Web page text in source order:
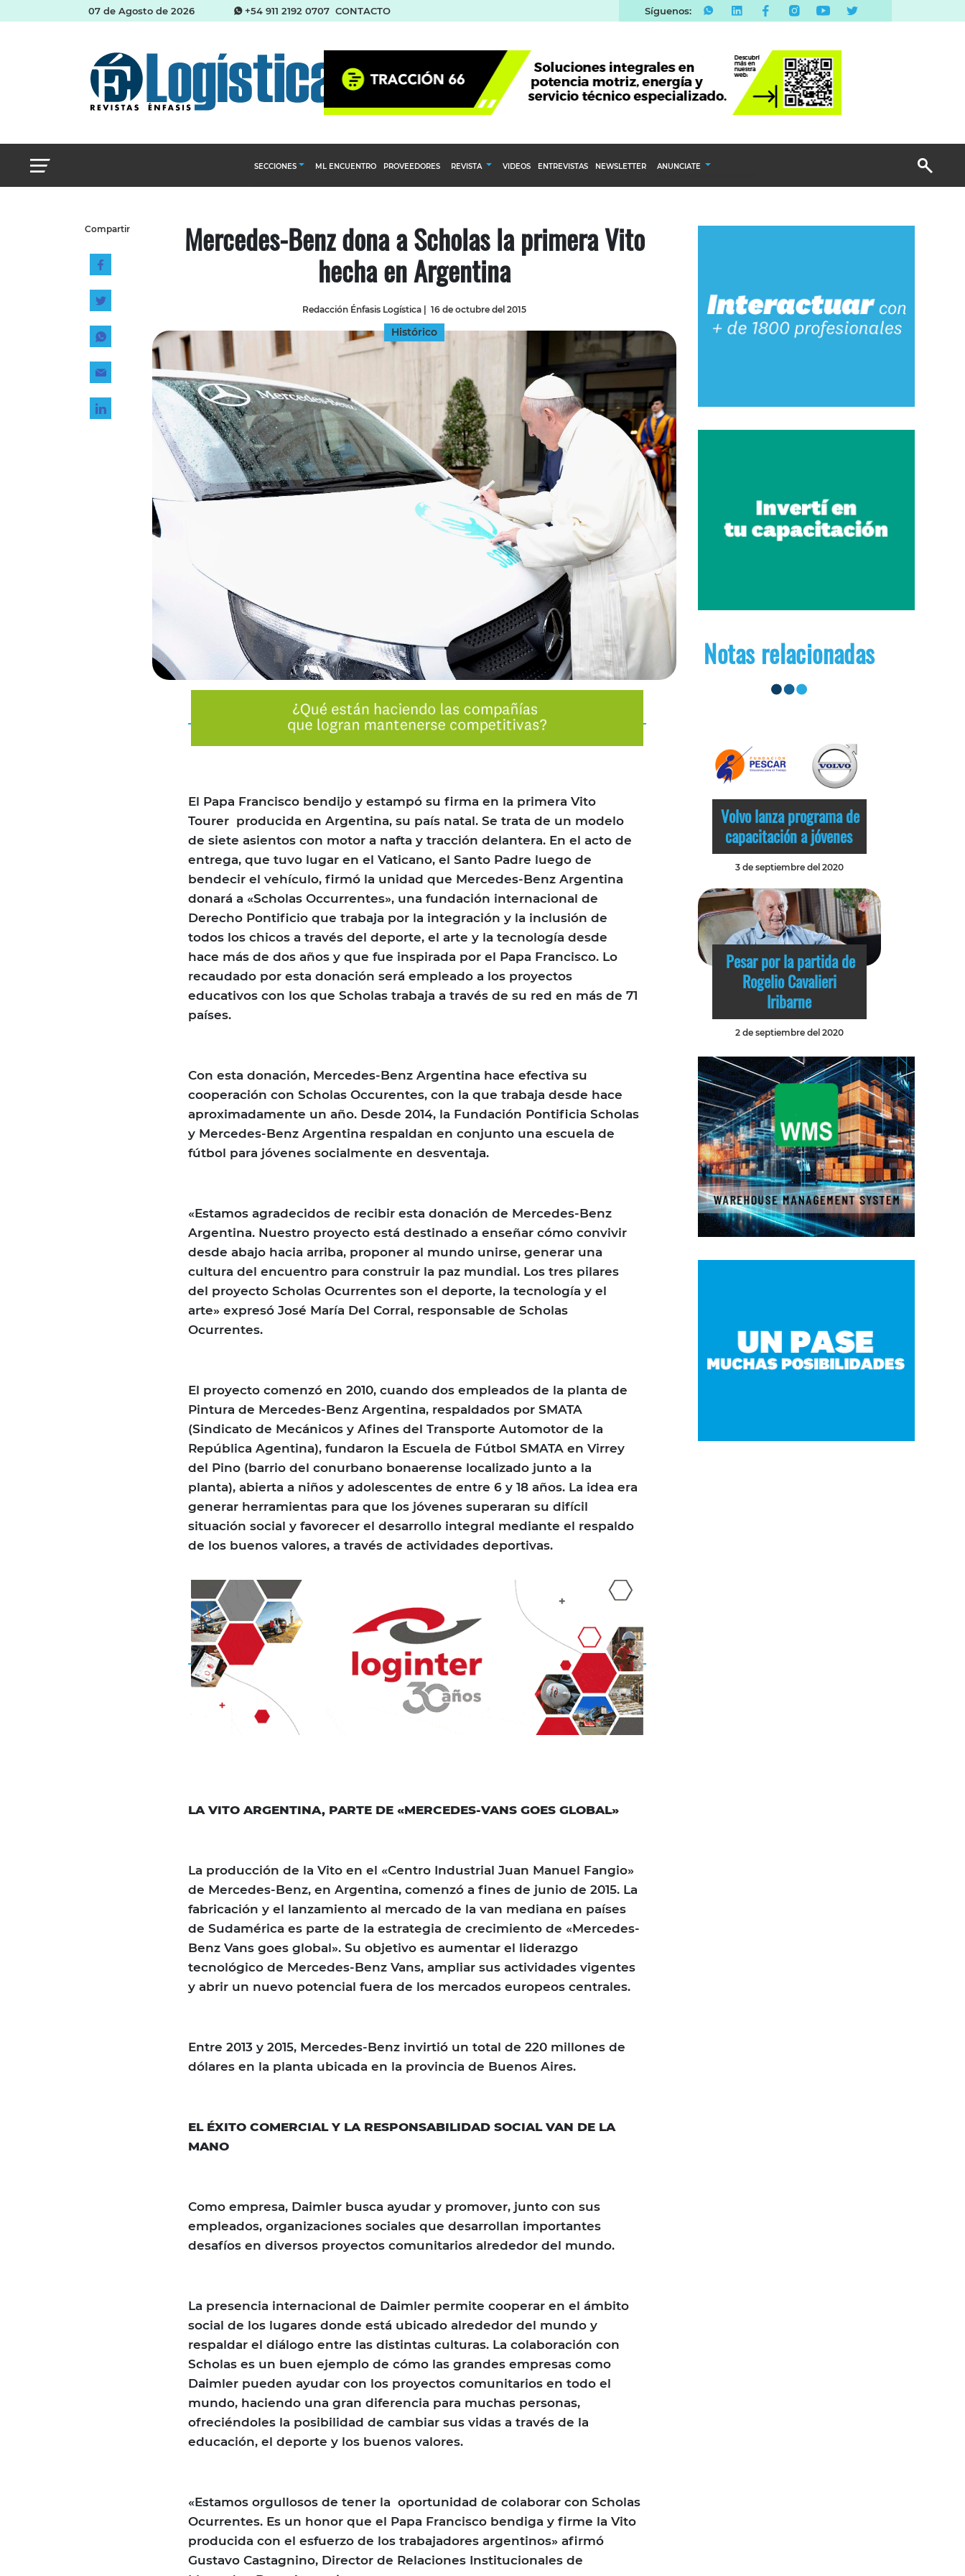
07 de Agosto de 2026 +54 911 2192 0707 CONTACTO Síguenos:
SECCIONES
Almacenes e inventarios
Cadena de Suministro del Agro
Logística y distribución
Management
Tecnología
Transporte
ML ENCUENTRO PROVEEDORES REVISTA
SUSCRÍBASE
VIDEOS ENTREVISTAS NEWSLETTER ANUNCIATE
Email Marketing
Compartir Mercedes-Benz dona a Scholas la primera Vito
hecha en Argentina
Redacción Énfasis Logística 16 de octubre del 2015
Histórico
El Papa Francisco bendijo y estampó su firma en la primera Vito
Tourer producida en Argentina, su país natal. Se trata de un modelo
de siete asientos con motor a nafta y tracción delantera. En el acto de
entrega, que tuvo lugar en el Vaticano, el Santo Padre luego de
bendecir el vehículo, firmó la unidad que Mercedes-Benz Argentina
donará a «Scholas Occurrentes», una fundación internacional de
Derecho Pontificio que trabaja por la integración y la inclusión de
todos los chicos a través del deporte, el arte y la tecnología desde
hace más de dos años y que fue inspirada por el Papa Francisco. Lo
recaudado por esta donación será empleado a los proyectos
educativos con los que Scholas trabaja a través de su red en más de 71
países.
Con esta donación, Mercedes-Benz Argentina hace efectiva su
cooperación con Scholas Occurentes, con la que trabaja desde hace
aproximadamente un año. Desde 2014, la Fundación Pontificia Scholas
y Mercedes-Benz Argentina respaldan en conjunto una escuela de
fútbol para jóvenes socialmente en desventaja.
«Estamos agradecidos de recibir esta donación de Mercedes-Benz
Argentina. Nuestro proyecto está destinado a enseñar cómo convivir
desde abajo hacia arriba, proponer al mundo unirse, generar una
cultura del encuentro para construir la paz mundial. Los tres pilares
del proyecto Scholas Ocurrentes son el deporte, la tecnología y el
arte» expresó José María Del Corral, responsable de Scholas
Ocurrentes.
El proyecto comenzó en 2010, cuando dos empleados de la planta de
Pintura de Mercedes-Benz Argentina, respaldados por SMATA
(Sindicato de Mecánicos y Afines del Transporte Automotor de la
República Agentina), fundaron la Escuela de Fútbol SMATA en Virrey
del Pino (barrio del conurbano bonaerense localizado junto a la
planta), abierta a niños y adolescentes de entre 6 y 18 años. La idea era
generar herramientas para que los jóvenes superaran su difícil
situación social y favorecer el desarrollo integral mediante el respaldo
de los buenos valores, a través de actividades deportivas.
LA VITO ARGENTINA, PARTE DE «MERCEDES-VANS GOES GLOBAL»
La producción de la Vito en el «Centro Industrial Juan Manuel Fangio»
de Mercedes-Benz, en Argentina, comenzó a fines de junio de 2015. La
fabricación y el lanzamiento al mercado de la van mediana en países
de Sudamérica es parte de la estrategia de crecimiento de «Mercedes-
Benz Vans goes global». Su objetivo es aumentar el liderazgo
tecnológico de Mercedes-Benz Vans, ampliar sus actividades vigentes
y abrir un nuevo potencial fuera de los mercados europeos centrales.
Entre 2013 y 2015, Mercedes-Benz invirtió un total de 220 millones de
dólares en la planta ubicada en la provincia de Buenos Aires.
EL ÉXITO COMERCIAL Y LA RESPONSABILIDAD SOCIAL VAN DE LA
MANO
Como empresa, Daimler busca ayudar y promover, junto con sus
empleados, organizaciones sociales que desarrollan importantes
desafíos en diversos proyectos comunitarios alrededor del mundo.
La presencia internacional de Daimler permite cooperar en el ámbito
social de los lugares donde está ubicado alrededor del mundo y
respaldar el diálogo entre las distintas culturas. La colaboración con
Scholas es un buen ejemplo de cómo las grandes empresas como
Daimler pueden ayudar con los proyectos comunitarios en todo el
mundo, haciendo una gran diferencia para muchas personas,
ofreciéndoles la posibilidad de cambiar sus vidas a través de la
educación, el deporte y los buenos valores.
«Estamos orgullosos de tener la oportunidad de colaborar con Scholas
Ocurrentes. Es un honor que el Papa Francisco bendiga y firme la Vito
producida con el esfuerzo de los trabajadores argentinos» afirmó
Gustavo Castagnino, Director de Relaciones Institucionales de
Notas relacionadas
Volvo lanza programa de
capacitación a jóvenes
3 de septiembre del 2020
Pesar por la partida de
Rogelio Cavalieri
Iribarne
2 de septiembre del 2020